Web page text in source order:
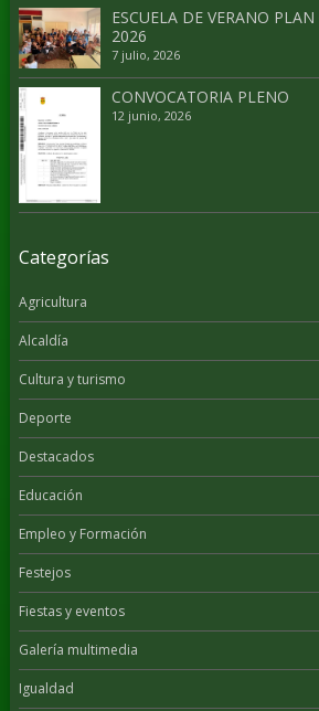
ESCUELA DE VERANO
2026
7 julio, 2026
CONVOCATORIA PLENO
12 junio, 2026
Categorías
Agricultura
Alcaldía
Cultura y turismo
Deporte
Destacados
Educación
Empleo y Formación
Festejos
Fiestas y eventos
Galería multimedia
Igualdad